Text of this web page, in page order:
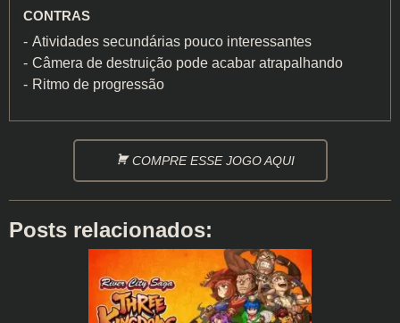
CONTRAS
Atividades secundárias pouco interessantes
Câmera de destruição pode acabar atrapalhando
Ritmo de progressão
COMPRE ESSE JOGO AQUI
Posts relacionados: